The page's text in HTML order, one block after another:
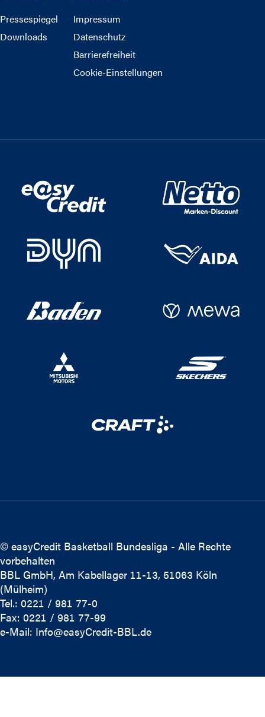
Pressespiegel
Downloads
Impressum
Datenschutz
Barrierefreiheit
Cookie-Einstellungen
© easyCredit Basketball Bundesliga - Alle Rechte
vorbehalten
BBL GmbH, Am Kabellager 11-13, 51063 Köln
(Mülheim)
Tel.: 0221 / 981 77-0
Fax: 0221 / 981 77-99
e-Mail: Info@easyCredit-BBL.de